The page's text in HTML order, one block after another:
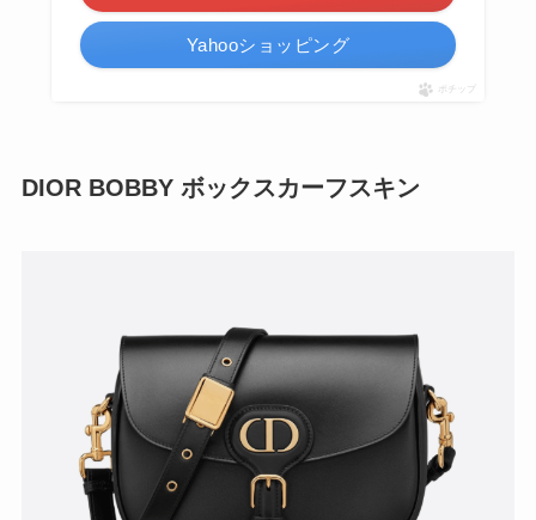
Yahooショッピング
ポチップ
DIOR BOBBY ボックスカーフスキン